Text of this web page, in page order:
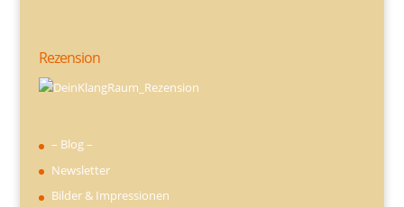
Rezension
– Blog –
Newsletter
Bilder & Impressionen